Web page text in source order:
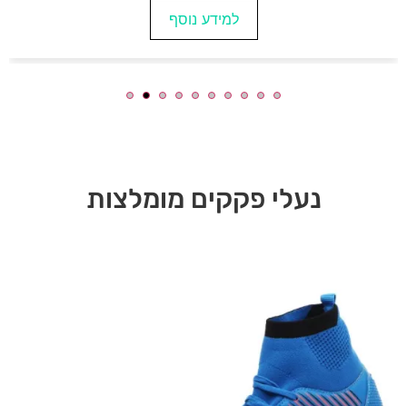
למידע נוסף
נעלי פקקים מומלצות